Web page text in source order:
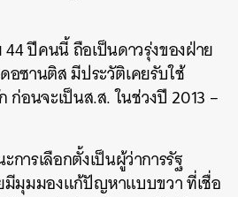
ปีคนนี้ ถือเป็นดาวรุ่งของฝ่าย
อซานติส มีประวัติเคยรับใช้
ก่อนจะเป็นส.ส. ในช่วงปี 2013 –
การเลือกตั้งเป็นผู้ว่าการรัฐ
มีมุมมองแก้ปัญหาแบบขวา ที่เชื่อ